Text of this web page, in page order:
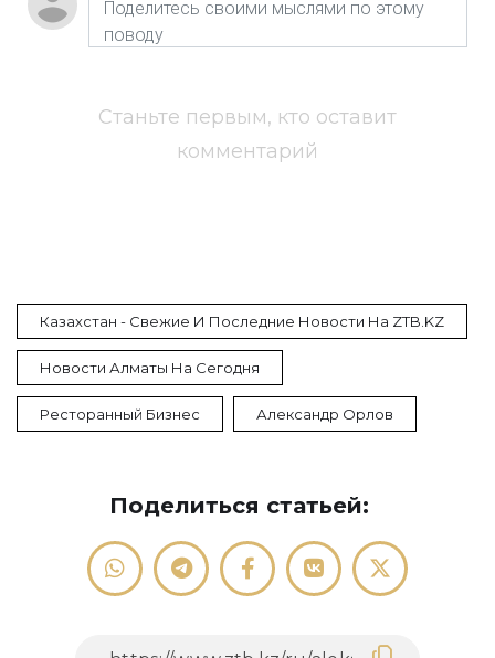
Станьте первым, кто оставит
комментарий
Казахстан - Свежие И Последние Новости На ZTB.KZ
Новости Алматы На Сегодня
Ресторанный Бизнес Александр Орлов
Поделиться статьей: